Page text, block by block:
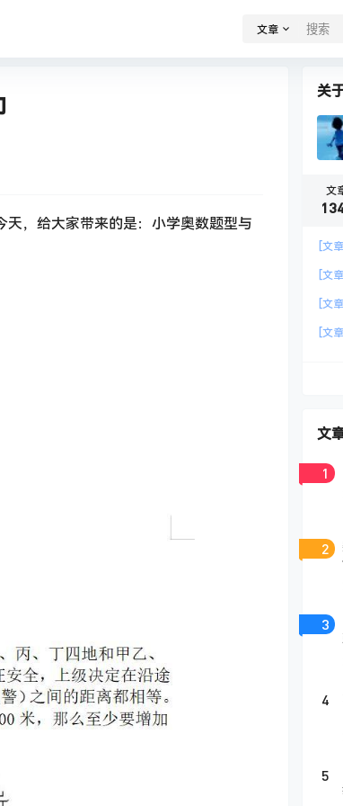
文章
，给大家带来的是：小学奥数题型与
关
文
[文章]
[文章]
[文章]
[文章]
文
1
2
3
4
5